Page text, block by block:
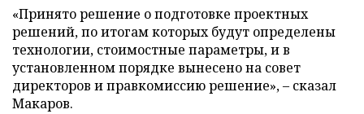
«Принято решение о подготовке проектных
решений, по итогам которых будут определены
технологии, стоимостные параметры, и в
установленном порядке вынесено на совет
директоров и правкомиссию решение», – сказал
Макаров.